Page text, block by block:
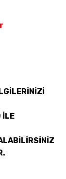
İLE